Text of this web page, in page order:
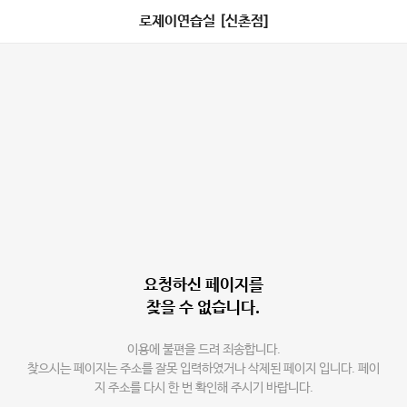
로제이연습실 [신촌점]
요청하신 페이지를
찾을 수 없습니다.
이용에 불편을 드려 죄송합니다.
찾으시는 페이지는 주소를 잘못 입력하였거나 삭제된 페이지 입니다. 페이
지 주소를 다시 한 번 확인해 주시기 바랍니다.